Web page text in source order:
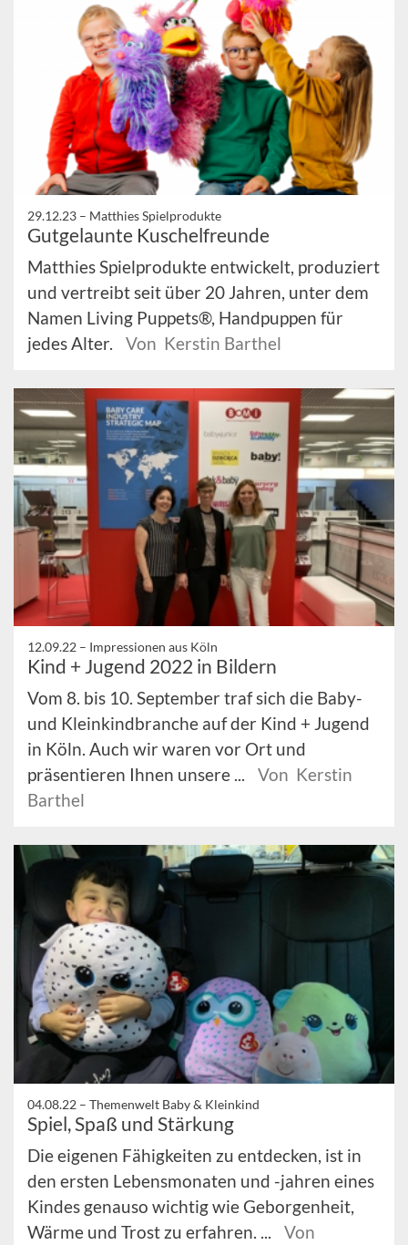
29.12.23 – Matthies Spielprodukte
Gutgelaunte Kuschelfreunde
Matthies Spielprodukte entwickelt, produziert
und vertreibt seit über 20 Jahren, unter dem
Namen Living Puppets®, Handpuppen für
jedes Alter.
Von Kerstin Barthel
12.09.22 – Impressionen aus Köln
Kind + Jugend 2022 in Bildern
Vom 8. bis 10. September traf sich die Baby-
und Kleinkindbranche auf der Kind + Jugend
in Köln. Auch wir waren vor Ort und
präsentieren Ihnen unsere ...
Von Kerstin
Barthel
04.08.22 – Themenwelt Baby & Kleinkind
Spiel, Spaß und Stärkung
Die eigenen Fähigkeiten zu entdecken, ist in
den ersten Lebensmonaten und -jahren eines
Kindes genauso wichtig wie Geborgenheit,
Wärme und Trost zu erfahren. ...
Von